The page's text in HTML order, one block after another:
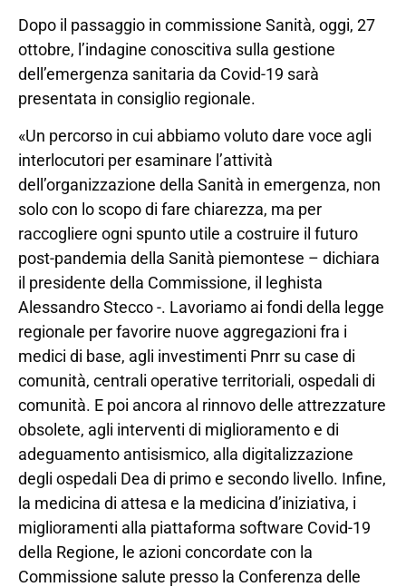
Dopo il passaggio in commissione Sanità, oggi, 27
ottobre, l’indagine conoscitiva sulla gestione
dell’emergenza sanitaria da Covid-19 sarà
presentata in consiglio regionale.
«Un percorso in cui abbiamo voluto dare voce agli
interlocutori per esaminare l’attività
dell’organizzazione della Sanità in emergenza, non
solo con lo scopo di fare chiarezza, ma per
raccogliere ogni spunto utile a costruire il futuro
post-pandemia della Sanità piemontese – dichiara
il presidente della Commissione, il leghista
Alessandro Stecco -. Lavoriamo ai fondi della legge
regionale per favorire nuove aggregazioni fra i
medici di base, agli investimenti Pnrr su case di
comunità, centrali operative territoriali, ospedali di
comunità. E poi ancora al rinnovo delle attrezzature
obsolete, agli interventi di miglioramento e di
adeguamento antisismico, alla digitalizzazione
degli ospedali Dea di primo e secondo livello. Infine,
la medicina di attesa e la medicina d’iniziativa, i
miglioramenti alla piattaforma software Covid-19
della Regione, le azioni concordate con la
Commissione salute presso la Conferenza delle